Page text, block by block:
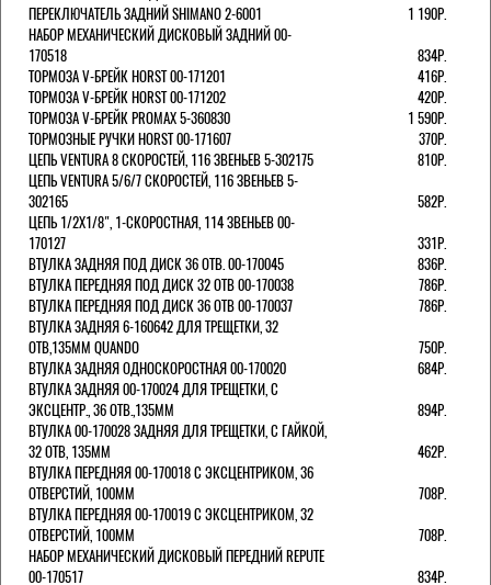
ПЕРЕКЛЮЧАТЕЛЬ ЗАДНИЙ SHIMANO 2-6001
1 190Р.
НАБОР МЕХАНИЧЕСКИЙ ДИСКОВЫЙ ЗАДНИЙ 00-
170518
834Р.
ТОРМОЗА V-БРЕЙК HORST 00-171201
416Р.
ТОРМОЗА V-БРЕЙК HORST 00-171202
420Р.
ТОРМОЗА V-БРЕЙК PROMAX 5-360830
1 590Р.
ТОРМОЗНЫЕ РУЧКИ HORST 00-171607
370Р.
ЦЕПЬ VENTURA 8 СКОРОСТЕЙ, 116 ЗВЕНЬЕВ 5-302175
810Р.
ЦЕПЬ VENTURA 5/6/7 СКОРОСТЕЙ, 116 ЗВЕНЬЕВ 5-
302165
582Р.
ЦЕПЬ 1/2Х1/8", 1-СКОРОСТНАЯ, 114 ЗВЕНЬЕВ 00-
170127
331Р.
ВТУЛКА ЗАДНЯЯ ПОД ДИСК 36 ОТВ. 00-170045
836Р.
ВТУЛКА ПЕРЕДНЯЯ ПОД ДИСК 32 ОТВ 00-170038
786Р.
ВТУЛКА ПЕРЕДНЯЯ ПОД ДИСК 36 ОТВ 00-170037
786Р.
ВТУЛКА ЗАДНЯЯ 6-160642 ДЛЯ ТРЕЩЕТКИ, 32
ОТВ,135ММ QUANDO
750Р.
ВТУЛКА ЗАДНЯЯ ОДНОСКОРОСТНАЯ 00-170020
684Р.
ВТУЛКА ЗАДНЯЯ 00-170024 ДЛЯ ТРЕЩЕТКИ, С
ЭКСЦЕНТР., 36 ОТВ.,135ММ
894Р.
ВТУЛКА 00-170028 ЗАДНЯЯ ДЛЯ ТРЕЩЕТКИ, С ГАЙКОЙ,
32 ОТВ, 135ММ
462Р.
ВТУЛКА ПЕРЕДНЯЯ 00-170018 С ЭКСЦЕНТРИКОМ, 36
ОТВЕРСТИЙ, 100ММ
708Р.
ВТУЛКА ПЕРЕДНЯЯ 00-170019 С ЭКСЦЕНТРИКОМ, 32
ОТВЕРСТИЙ, 100ММ
708Р.
НАБОР МЕХАНИЧЕСКИЙ ДИСКОВЫЙ ПЕРЕДНИЙ REPUTE
00-170517
834Р.